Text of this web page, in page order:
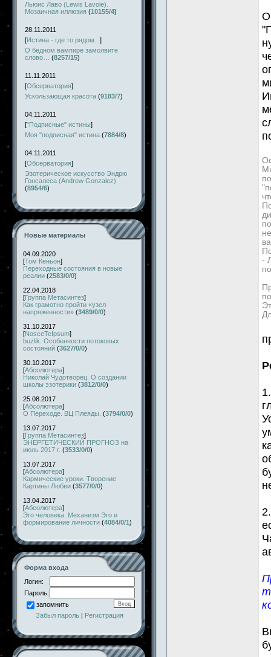
Льюис Лаво (Lewis Lavoie).
Мозаичная иллюзия (10155/4)
28.11.2011
[Истина - где то рядом... ]
О бедном вампире замолвите
слово…
(8257/15)
11.11.2011
[Обсерватория]
Ускользающая красота (9183/7)
04.11.2011
["Подписные" истины]
Моя "подписная" истина (7884/8)
04.11.2011
[Обсерватория]
Эзотерическое искусство Эндрю
Гонсалеса (Andrew Gonzalez)
(8954/6)
Новые материалы
04.09.2020
[Том Кеньон]
Переходные состояния в новые
реалии (2583/0/0)
22.04.2018
[Группа Метасинтез]
Как грамотно пройти «узел
напряженности» (3489/0/0)
31.10.2017
[NosceTeIpsum]
buzlik. Особенности потоковых
состояний (3627/0/0)
30.10.2017
[Абсолютера]
Николай Чудотворец. О создании
школы эзотерики (3812/0/0)
25.08.2017
[Абсолютера]
О Переходе. ВЦ Плеяды. (3794/0/0)
13.07.2017
[Группа Метасинтез]
ЭНЕРГЕТИЧЕСКИЙ ПРОГНОЗ на
июль 2017 г. (3533/0/0)
13.07.2017
[Абсолютера]
Кармические уроки. Творение
Картины Любви (3577/0/0)
13.04.2017
[Абсолютера]
Эго человека. Механизм Эго и
формирование личности (4084/0/1)
Форма входа
Логин:
Пароль:
запомнить
Забыл пароль | Регистрация
-